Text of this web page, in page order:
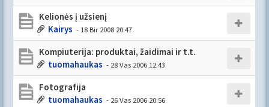
Kelionės į užsienį
Kairys - 18 Bir 2008 20:47
Kompiuterija: produktai, žaidimai ir t.t.
tuomahaukas - 28 Vas 2006 12:43
Fotografija
tuomahaukas - 26 Vas 2006 20:56